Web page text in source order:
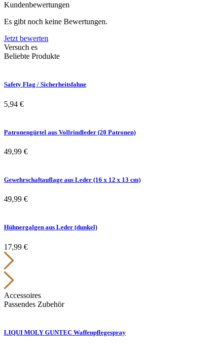
Kundenbewertungen
Es gibt noch keine Bewertungen.
Jetzt bewerten
Versuch es
Beliebte Produkte
Safety Flag / Sicherheitsfahne
5,94 €
Patronengürtel aus Vollrindleder (20 Patronen)
49,99 €
Gewehrschaftauflage aus Leder (16 x 12 x 13 cm)
49,99 €
Hühnergalgen aus Leder (dunkel)
17,99 €
Accessoires
Passendes Zubehör
LIQUI MOLY GUNTEC Waffenpflegespray